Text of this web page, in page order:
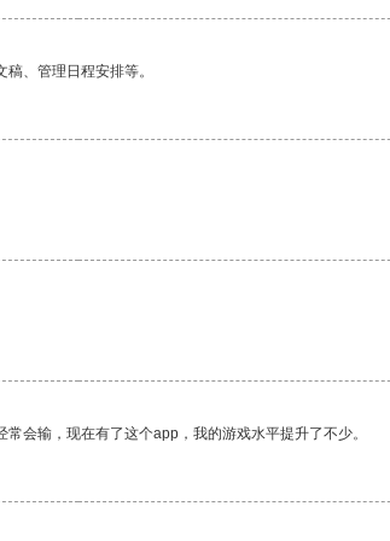
、管理日程安排等。
会输，现在有了这个app，我的游戏水平提升了不少。